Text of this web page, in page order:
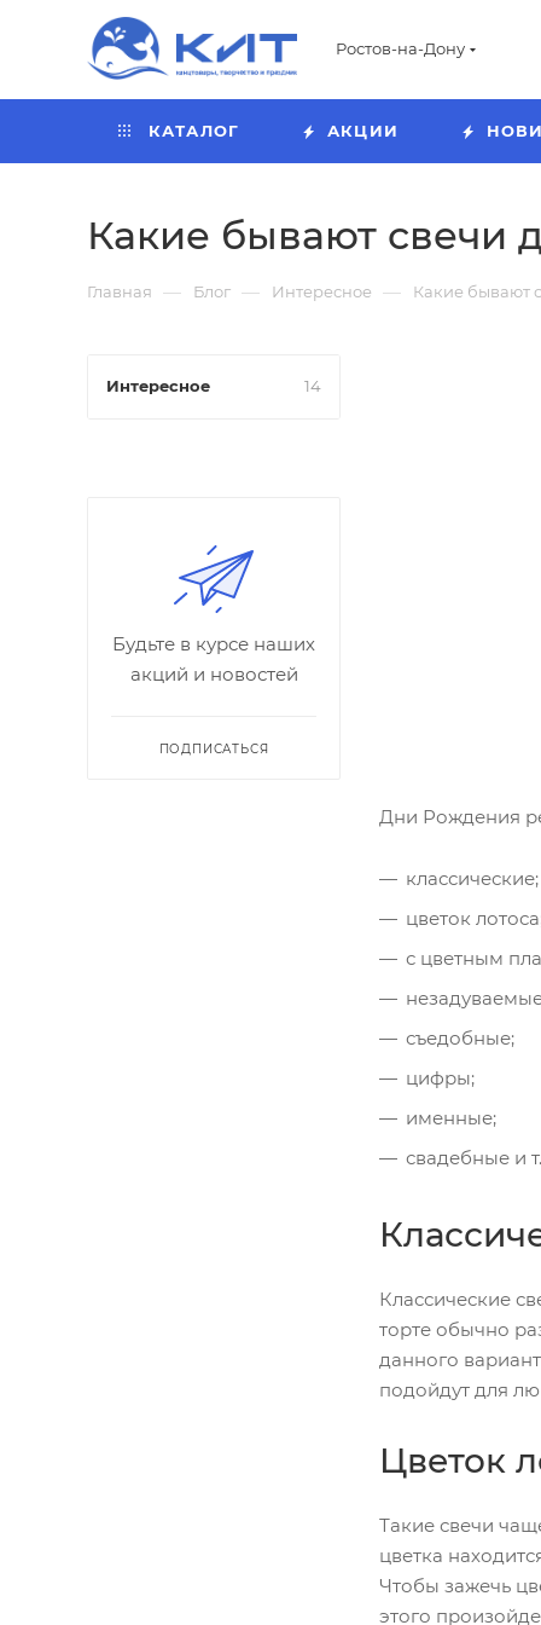
Ростов-на-Дону
КАТАЛОГ АКЦИИ
Какие бывают свечи
Главная — Блог — Интересное — Какие бывают
Дни Рождения
классические;
цветок
с цветным
съедобные;
цифры;
именные;
свадебные и
Классические
торте обычно
данного
подойдут для
Цветок
Такие свечи
цветка
Чтобы зажечь
этого
Интересное 14
Будьте в курсе наших
акций и новостей
ПОДПИСАТЬСЯ